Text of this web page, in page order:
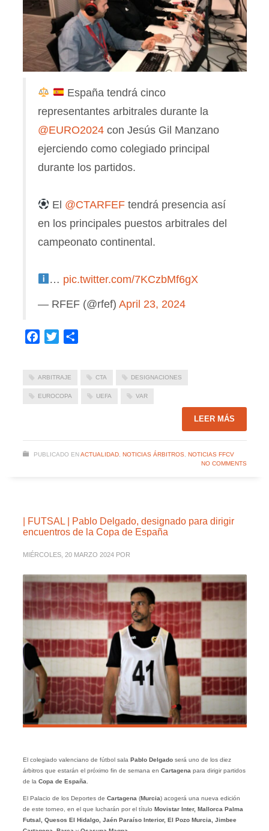
España tendrá cinco
representantes arbitrales durante la
@EURO2024con Jesús Gil Manzano
ejerciendo como colegiado principal
durante los partidos.
El @CTARFEF tendrá presencia así
en los principales puestos arbitrales del
campeonato continental.
… pic.twitter.com/7KCzbMf6gX
— RFEF (@rfef) April 23, 2024
Facebook
Twitter
ARBITRAJE CTA DESIGNACIONES
EUROCOPA UEFA VAR
LEER MÁS
PUBLICADO EN ACTUALIDAD, NOTICIAS ÁRBITROS, NOTICIAS FFCV
NO COMMENTS
| FUTSAL | Pablo Delgado, designado para dirigir
encuentros de la Copa de España
MIÉRCOLES, 20 MARZO 2024 POR
El colegiado valenciano de fútbol sala Pablo Delgadoserá uno de los diez
árbitros que estarán el próximo fin de semana en Cartagena para dirigir partidos
de la Copa de España
El Palacio de los Deportes de Cartagena (Murcia) acogerá una nueva edición
de este torneo, en el que lucharán por el título Movistar Inter, Mallorca Palma
Futsal, Quesos El Hidalgo, Jaén Paraíso Interior, El Pozo Murcia, Jimbee